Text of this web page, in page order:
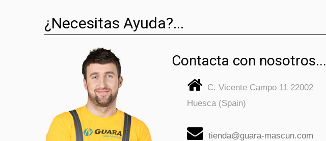
¿Necesitas Ayuda?...
Contacta con nosotros...
C. Vicente Campo 11 22002
Huesca (Spain)
tienda@guara-mascun.com